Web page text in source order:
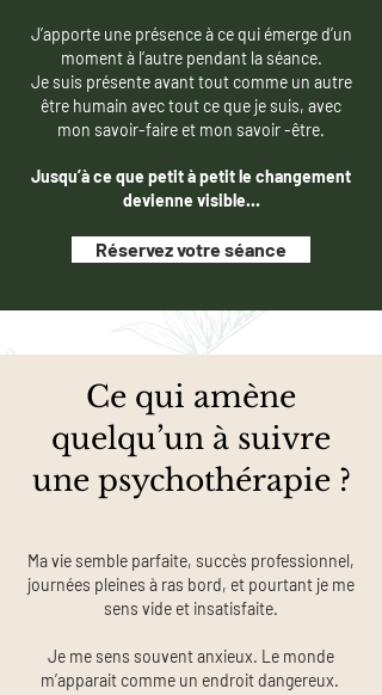
J’apporte une présence à ce qui émerge d’un
moment à l’autre pendant la séance.
Je suis présente avant tout comme un autre
être humain avec tout ce que je suis, avec
mon savoir-faire et mon savoir -être.
Jusqu’à ce que petit à petit le changement
devienne visible…
Réservez votre séance
Ce qui amène
quelqu’un à suivre
une psychothérapie ?
Ma vie semble parfaite, succès professionnel,
journées pleines à ras bord, et pourtant je me
sens vide et insatisfaite.
Je me sens souvent anxieux. Le monde
m’apparait comme un endroit dangereux.